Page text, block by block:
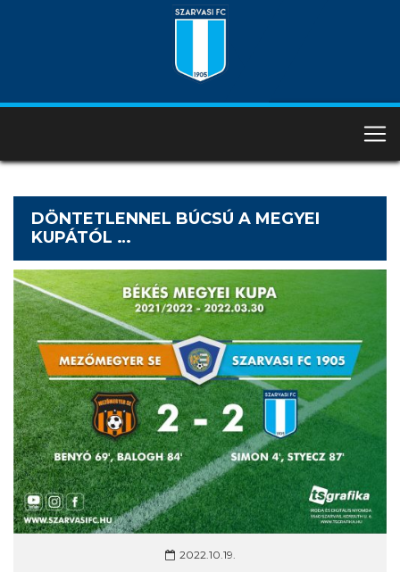
DÖNTETLENNEL BÚCSÚ A MEGYEI
KUPÁTÓL …
2022.10.19.